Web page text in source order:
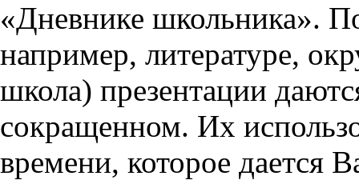
«Дневнике школьника».
например, литературе,
школа) презентации
сокращенном. Их
времени, которое дается